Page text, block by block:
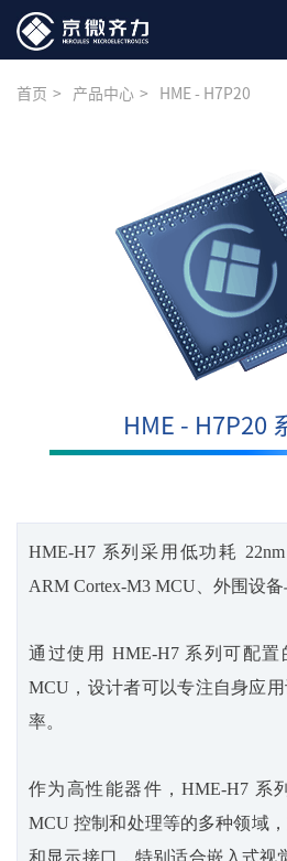
首页 产品中心 HME - H7P20
HME - H7P20
HME-H7 系列采用低功耗
ARM Cortex-M3 MCU、外围设备
通过使用 HME-H7 系列可配
MCU，设计者可以专注自身应
率。
作为高性能器件，HME-H7 系
MCU 控制和处理等的多种领域
和显示接口，特别适合嵌入式视